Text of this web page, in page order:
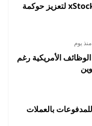
كراكن تضيف حقوق التصويت إلى xStocks لتعزيز حوكمة
منذ يوم
الأمريكية رغم
بالعملات